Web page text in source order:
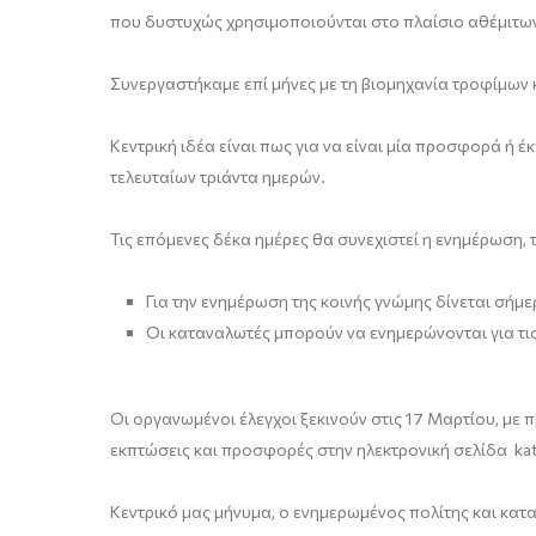
που δυστυχώς χρησιμοποιούνται στο πλαίσιο
Συνεργαστήκαμε επί μήνες με τη βιομηχανία
Κεντρική ιδέα είναι πως για να είναι μία προσφορά ή
τελευταίων τριάντα ημερών.
Τις επόμενες δέκα ημέρες θα συνεχιστεί η
Για την ενημέρωση της κοινής γνώμης δίνεται
Οι καταναλωτές μπορούν να ενημερώνονται για
Οι οργανωμένοι έλεγχοι ξεκινούν στις 17 Μαρτίου,
εκπτώσεις και προσφορές στην ηλεκτρονική σελίδα
Κεντρικό μας μήνυμα, ο ενημερωμένος πολίτης και